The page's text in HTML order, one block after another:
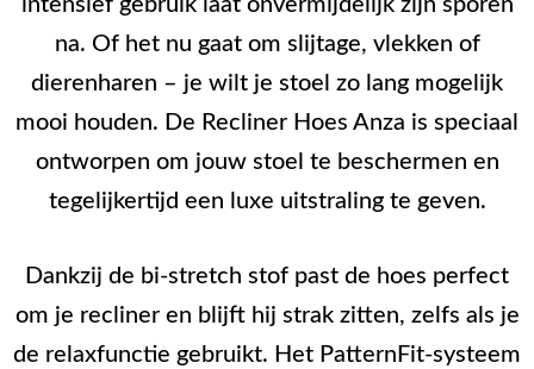
intensief gebruik laat onvermijdelijk zijn sporen
na. Of het nu gaat om slijtage, vlekken of
dierenharen – je wilt je stoel zo lang mogelijk
mooi houden. De Recliner Hoes Anza is speciaal
ontworpen om jouw stoel te beschermen en
tegelijkertijd een luxe uitstraling te geven.
Dankzij de bi-stretch stof past de hoes perfect
om je recliner en blijft hij strak zitten, zelfs als je
de relaxfunctie gebruikt. Het PatternFit-systeem